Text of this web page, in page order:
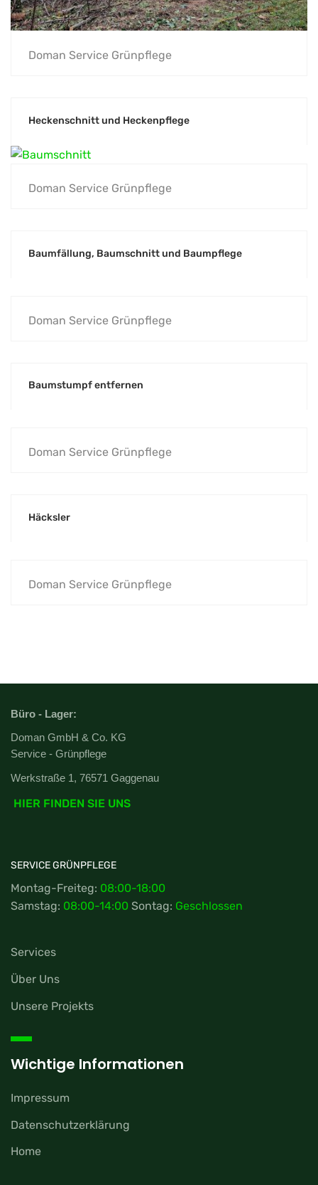
Doman Service Grünpflege
Heckenschnitt und Heckenpflege
Doman Service Grünpflege
Baumfällung, Baumschnitt und Baumpflege
Doman Service Grünpflege
Baumstumpf entfernen
Doman Service Grünpflege
Häcksler
Doman Service Grünpflege
Büro - Lager:
Doman GmbH & Co. KG
Service - Grünpflege
Werkstraße 1, 76571 Gaggenau
HIER FINDEN SIE UNS
SERVICE GRÜNPFLEGE
Montag-Freiteg: 08:00-18:00
Samstag: 08:00-14:00 Sontag: Geschlossen
Services
Über Uns
Unsere Projekts
Wichtige Informationen
Impressum
Datenschutzerklärung
Home